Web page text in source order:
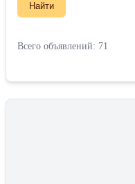
Найти
Всего объявлений: 71